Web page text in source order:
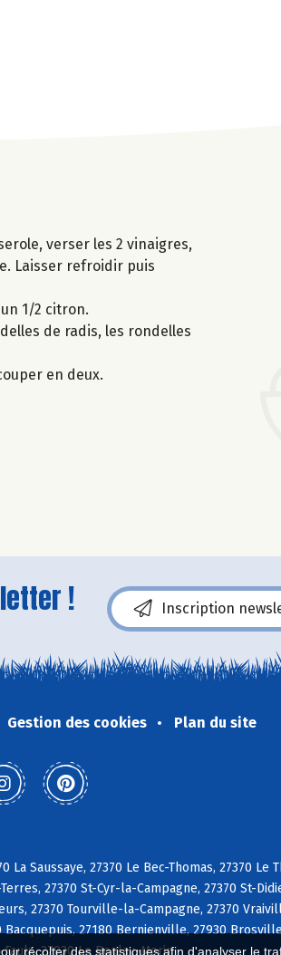
récolter des statistiques afin d'analyser le
verser les 2 vinaigres,
Laisser refroidir puis
1/2 citron.
de radis, les rondelles
en deux.
! Inscription
Gestion des cookies Plan du site
Saussaye, 27370 Le Bec-Thomas, 27370 Le
27370 St-Cyr-la-Campagne, 27370 St-
27370 Tourville-la-Campagne, 27370
27180 Bernienville, 27930
27930 Le Boulay-Morin